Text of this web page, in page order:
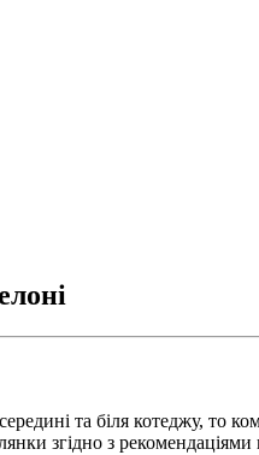
та біля котеджу, то
згідно з